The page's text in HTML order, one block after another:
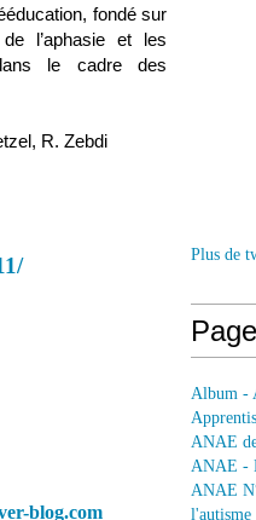
fondé sur
l’aphasie et les
le cadre des
R. Zebdi
blog.com
Plus de
Album -
ANAE
ANAE -
ANAE
l'autisme